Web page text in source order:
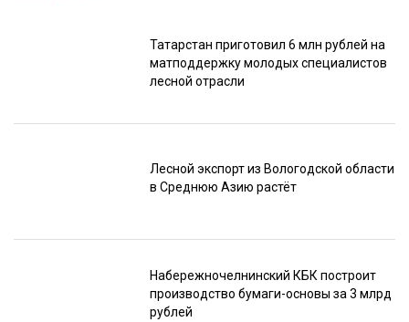
Татарстан приготовил 6 млн рублей на
матподдержку молодых специалистов
лесной отрасли
Лесной экспорт из Вологодской области
в Среднюю Азию растёт
Набережночелнинский КБК построит
производство бумаги-основы за 3 млрд
рублей